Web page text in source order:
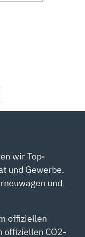
wir Top-
und Gewerbe.
und
offiziellen
offiziellen CO2-